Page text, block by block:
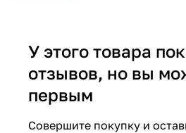
У этого товара
отзывов, но вы
первым
Совершите покупку и